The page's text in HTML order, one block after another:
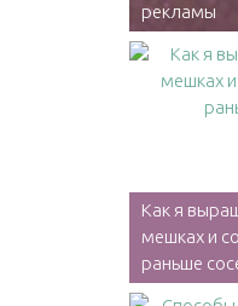
рекламы
Как я
мешках и
раньше